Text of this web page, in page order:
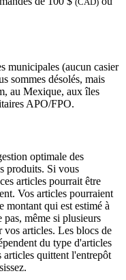
municipales (aucun casier
sommes désolés, mais
au Mexique, aux îles
APO/FPO.
optimale des
produits. Si vous
articles pourrait être
Vos articles pourraient
montant qui est estimé à
même si plusieurs
vos articles. Les blocs de
du type d'articles
articles quittent l'entrepôt